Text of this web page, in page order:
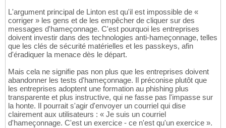
L'argument principal de Linton est qu'il est impossible de «
corriger » les gens et de les empêcher de cliquer sur des
messages d'hameçonnage. C'est pourquoi les entreprises
doivent investir dans des technologies anti-hameçonnage, telles
que les clés de sécurité matérielles et les passkeys, afin
d'éradiquer la menace dès le départ.
Mais cela ne signifie pas non plus que les entreprises doivent
abandonner les tests d'hameçonnage. Il préconise plutôt que
les entreprises adoptent une formation au phishing plus
transparente et plus instructive, qui ne fasse pas l'impasse sur
la honte. Il pourrait s'agir d'envoyer un courriel qui dise
clairement aux utilisateurs : « Je suis un courriel
d'hameçonnage. C'est un exercice - ce n'est qu'un exercice ».